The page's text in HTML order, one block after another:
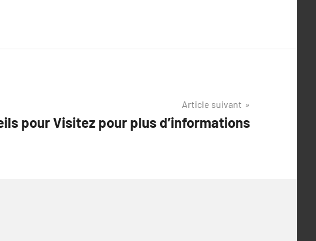
Article suivant
pour Visitez pour plus d’informations